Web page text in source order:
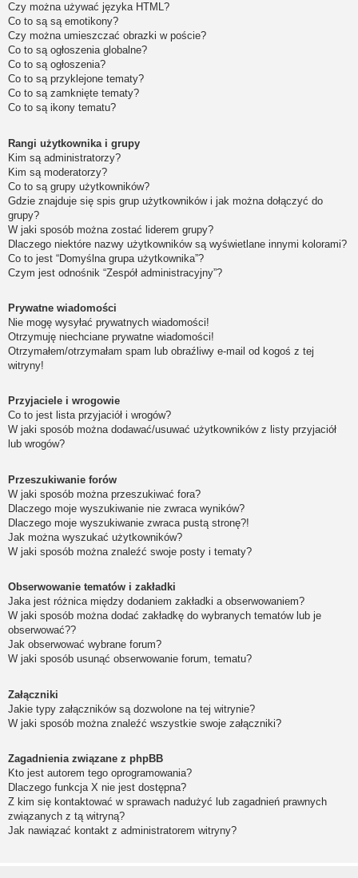
Czy można używać języka HTML?
Co to są są emotikony?
Czy można umieszczać obrazki w poście?
Co to są ogłoszenia globalne?
Co to są ogłoszenia?
Co to są przyklejone tematy?
Co to są zamknięte tematy?
Co to są ikony tematu?
Rangi użytkownika i grupy
Kim są administratorzy?
Kim są moderatorzy?
Co to są grupy użytkowników?
Gdzie znajduje się spis grup użytkowników i jak można dołączyć do
grupy?
W jaki sposób można zostać liderem grupy?
Dlaczego niektóre nazwy użytkowników są wyświetlane innymi kolorami?
Co to jest “Domyślna grupa użytkownika”?
Czym jest odnośnik “Zespół administracyjny”?
Prywatne wiadomości
Nie mogę wysyłać prywatnych wiadomości!
Otrzymuję niechciane prywatne wiadomości!
Otrzymałem/otrzymałam spam lub obraźliwy e-mail od kogoś z tej
witryny!
Przyjaciele i wrogowie
Co to jest lista przyjaciół i wrogów?
W jaki sposób można dodawać/usuwać użytkowników z listy przyjaciół
lub wrogów?
Przeszukiwanie forów
W jaki sposób można przeszukiwać fora?
Dlaczego moje wyszukiwanie nie zwraca wyników?
Dlaczego moje wyszukiwanie zwraca pustą stronę?!
Jak można wyszukać użytkowników?
W jaki sposób można znaleźć swoje posty i tematy?
Obserwowanie tematów i zakładki
Jaka jest różnica między dodaniem zakładki a obserwowaniem?
W jaki sposób można dodać zakładkę do wybranych tematów lub je
obserwować??
Jak obserwować wybrane forum?
W jaki sposób usunąć obserwowanie forum, tematu?
Załączniki
Jakie typy załączników są dozwolone na tej witrynie?
W jaki sposób można znaleźć wszystkie swoje załączniki?
Zagadnienia związane z phpBB
Kto jest autorem tego oprogramowania?
Dlaczego funkcja X nie jest dostępna?
Z kim się kontaktować w sprawach nadużyć lub zagadnień prawnych
związanych z tą witryną?
Jak nawiązać kontakt z administratorem witryny?